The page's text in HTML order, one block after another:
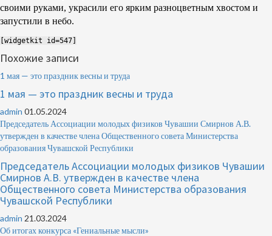
своими руками, украсили его ярким разноцветным хвостом и
запустили в небо.
[widgetkit id=547]
Похожие записи
1 мая — это праздник весны и труда
1 мая — это праздник весны и труда
admin 01.05.2024
Председатель Ассоциации молодых физиков Чувашии Смирнов А.В.
утвержден в качестве члена Общественного совета Министерства
образования Чувашской Республики
Председатель Ассоциации молодых физиков Чувашии
Смирнов А.В. утвержден в качестве члена
Общественного совета Министерства образования
Чувашской Республики
admin 21.03.2024
Об итогах конкурса «Гениальные мысли»